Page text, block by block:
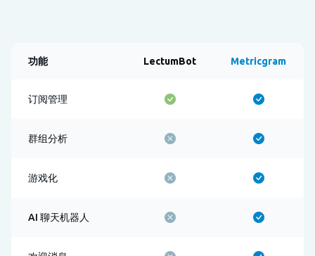
功能 LectumBot Metricgram
订阅管理
群组分析
游戏化
AI 聊天机器人